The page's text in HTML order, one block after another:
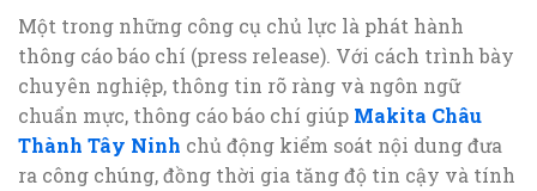
Một trong những công cụ chủ lực là phát hành
thông cáo báo chí (press release). Với cách trình bày
chuyên nghiệp, thông tin rõ ràng và ngôn ngữ
chuẩn mực, thông cáo báo chí giúp Makita Châu
Thành Tây Ninh chủ động kiểm soát nội dung đưa
ra công chúng, đồng thời gia tăng độ tin cậy và tính